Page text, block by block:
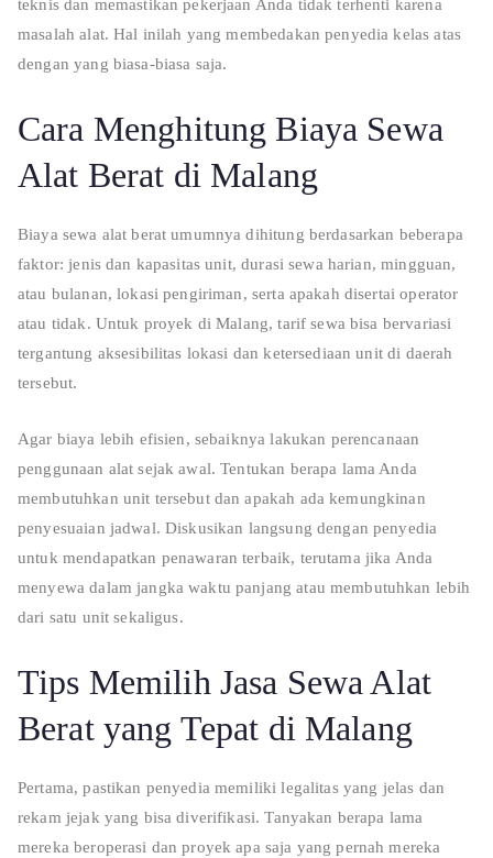
teknis dan memastikan pekerjaan Anda tidak terhenti karena
masalah alat. Hal inilah yang membedakan penyedia kelas atas
dengan yang biasa-biasa saja.
Cara Menghitung Biaya Sewa
Alat Berat di Malang
Biaya sewa alat berat umumnya dihitung berdasarkan beberapa
faktor: jenis dan kapasitas unit, durasi sewa harian, mingguan,
atau bulanan, lokasi pengiriman, serta apakah disertai operator
atau tidak. Untuk proyek di Malang, tarif sewa bisa bervariasi
tergantung aksesibilitas lokasi dan ketersediaan unit di daerah
tersebut.
Agar biaya lebih efisien, sebaiknya lakukan perencanaan
penggunaan alat sejak awal. Tentukan berapa lama Anda
membutuhkan unit tersebut dan apakah ada kemungkinan
penyesuaian jadwal. Diskusikan langsung dengan penyedia
untuk mendapatkan penawaran terbaik, terutama jika Anda
menyewa dalam jangka waktu panjang atau membutuhkan lebih
dari satu unit sekaligus.
Tips Memilih Jasa Sewa Alat
Berat yang Tepat di Malang
Pertama, pastikan penyedia memiliki legalitas yang jelas dan
rekam jejak yang bisa diverifikasi. Tanyakan berapa lama
mereka beroperasi dan proyek apa saja yang pernah mereka